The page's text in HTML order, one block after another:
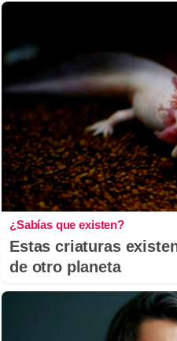
¿Sabías que existen?
Estas criaturas
de otro planeta